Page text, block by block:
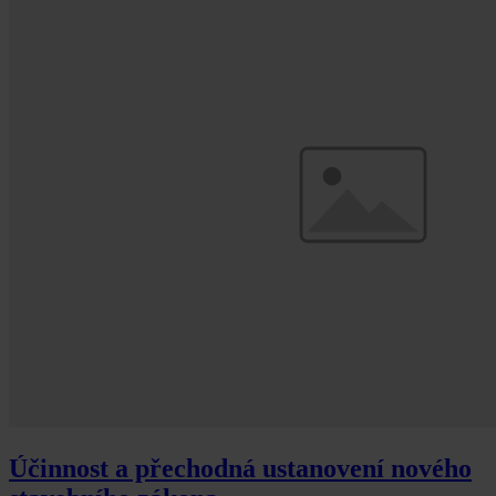
Účinnost a přechodná ustanovení nového